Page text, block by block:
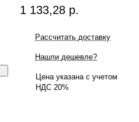
1 133,28 р.
Рассчитать доставку
Нашли дешевле?
Цена указана с учетом
НДС 20%